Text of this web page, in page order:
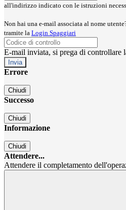
all'indirizzo indicato con le istruzioni
Non hai una e-mail associata al nome
tramite la Login Spaggiari
E-mail inviata, si prega di controllare
Errore
Chiudi
Successo
Chiudi
Informazione
Chiudi
Attendere...
Attendere il completamento